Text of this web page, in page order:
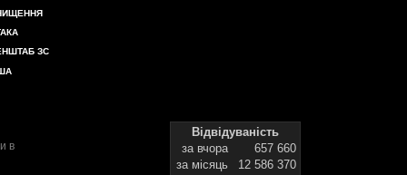
ЗС
в
Відвідуваність
за вчора
657 660
за місяць
12 586 370